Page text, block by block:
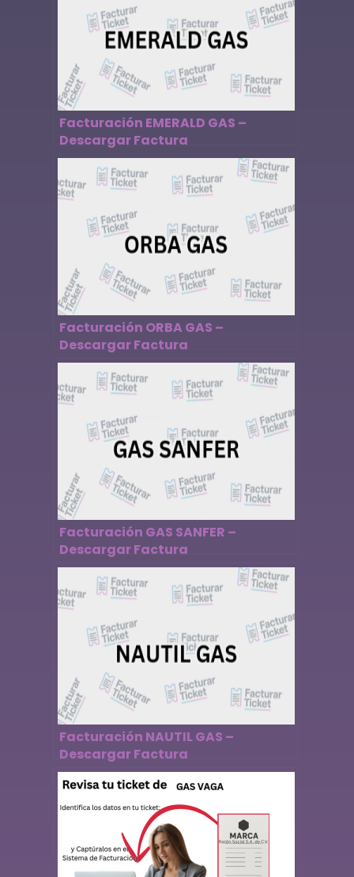
Facturación EMERALD GAS –
Descargar Factura
Facturación ORBA GAS –
Descargar Factura
Facturación GAS SANFER –
Descargar Factura
Facturación NAUTIL GAS –
Descargar Factura